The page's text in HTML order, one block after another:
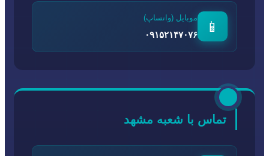
📱
موبایل (واتساپ)
۰۹۱۵۲۱۴۷۰۷۶
تماس با شعبه مشهد